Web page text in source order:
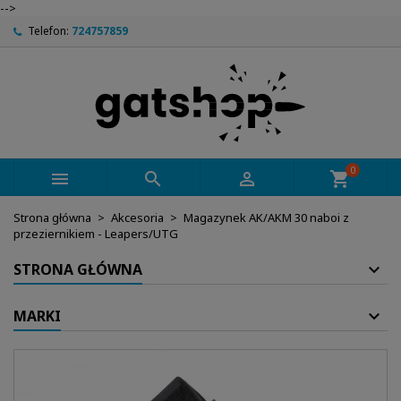
-->
Telefon: 724757859
   shopping_cart0
Strona główna Akcesoria
Magazynek AK/AKM 30 naboi z
przeziernikiem - Leapers/UTG
STRONA GŁÓWNA
MARKI